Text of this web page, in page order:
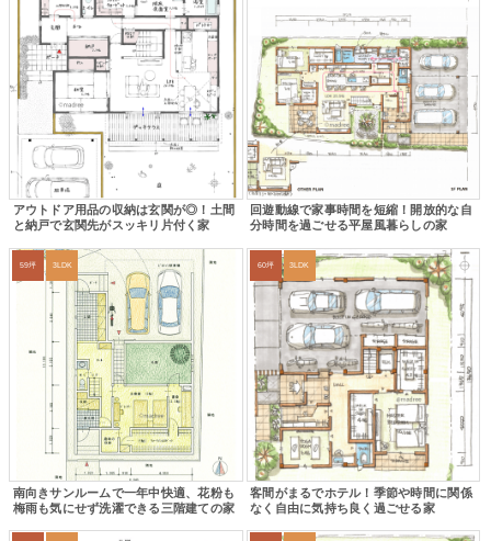
アウトドア用品の収納は玄関が◎！土間
と納戸で玄関先がスッキリ片付く家
回遊動線で家事時間を短縮！開放的な自
分時間を過ごせる平屋風暮らしの家
59坪 3LDK
南向きサンルームで一年中快適、花粉も
梅雨も気にせず洗濯できる三階建ての家
60坪 3LDK
客間がまるでホテル！季節や時間に関係
なく自由に気持ち良く過ごせる家